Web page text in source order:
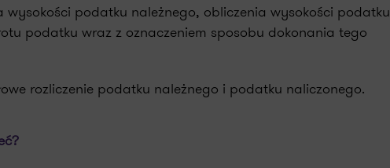
podatku należnego, obliczenia wysokości podatku
podatku wraz z oznaczeniem sposobu dokonania tego
rozliczenie podatku należnego i podatku naliczonego.